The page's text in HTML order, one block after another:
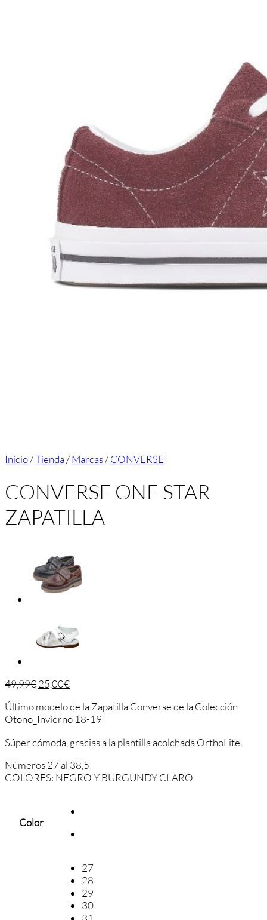
Inicio/Tienda/Marcas/CONVERSE
CONVERSE ONE STAR
ZAPATILLA
49,99€25,00€
Último modelo de la Zapatilla Converse de la Colección
Otoño_Invierno 18-19
Súper cómoda, gracias a la plantilla acolchada OrthoLite.
Números 27 al 38,5
COLORES: NEGRO Y BURGUNDY CLARO
Color
27
28
29
30